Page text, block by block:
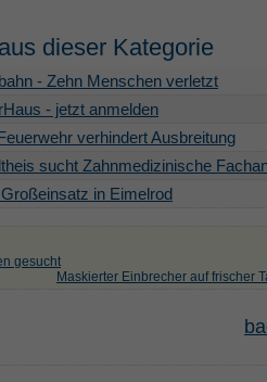
dieser Kategorie
- Zehn Menschen verletzt
- jetzt anmelden
verhindert Ausbreitung
sucht Zahnmedizinische
in Eimelrod
gesucht
Maskierter Einbrecher auf frischer